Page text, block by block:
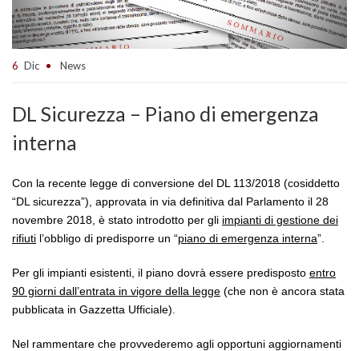
6 Dic News
DL Sicurezza – Piano di emergenza
interna
Con la recente legge di conversione del DL 113/2018 (cosiddetto
“DL sicurezza”), approvata in via definitiva dal Parlamento il 28
novembre 2018, è stato introdotto per gli impianti di gestione dei
rifiuti l’obbligo di predisporre un “piano di emergenza interna”.
Per gli impianti esistenti, il piano dovrà essere predisposto entro
90 giorni dall’entrata in vigore della legge (che non è ancora stata
pubblicata in Gazzetta Ufficiale).
Nel rammentare che provvederemo agli opportuni aggiornamenti